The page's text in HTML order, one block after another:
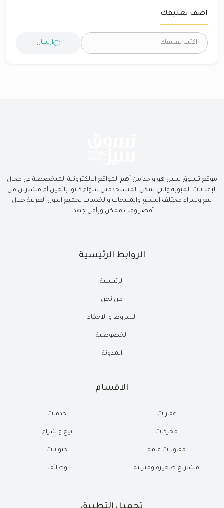
اضف تعليقك
ارسال
موقع تسوق سيل هو واحد من أهم المواقع الالكترونية المتخصصة في مجال
الإعلانات المبوبة والتي تمكن المستخدمين سواء كانوا بائعين أم مشترين من
بيع وشراء مختلف السلع والمنتجات والخدمات بجميع الدول العربية خلال
أقصر وقت ممكن وبأقل جهد .
الروابط الرئيسية
الرئيسية
من نحن
الشروط و الاحكام
الخصوصية
المدونة
الاقسام
عقارات
محركات
مقاولات عامة
مشاريع صغيرة ومنزلية
خدمات
بيع و شراء
حيوانات
وظائف